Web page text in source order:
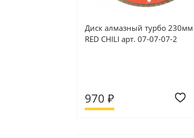
Диск алмазный турбо 230мм
RED CHILI арт. 07-07-07-2
970 ₽